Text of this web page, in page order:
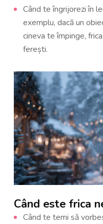
Când te îngrijorezi în
exemplu, dacă un
cineva te împinge,
ferești.
Când este frica
Când te temi să